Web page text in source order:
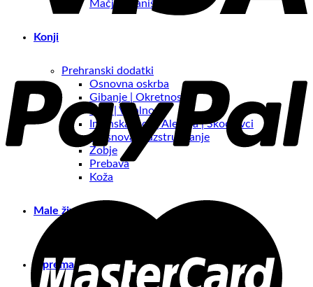
Mačja stranišča
Konji
Prehranski dodatki
Osnovna oskrba
Gibanje | Okretnost
Srce | Vitalnost
Imunska moč | Alergija | Škodljivci
Presnova | razstrupljanje
Zobje
Prebava
Koža
Male živali
Oprema